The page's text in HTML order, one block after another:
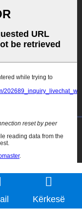
Të Drejtat E
Kërkesë